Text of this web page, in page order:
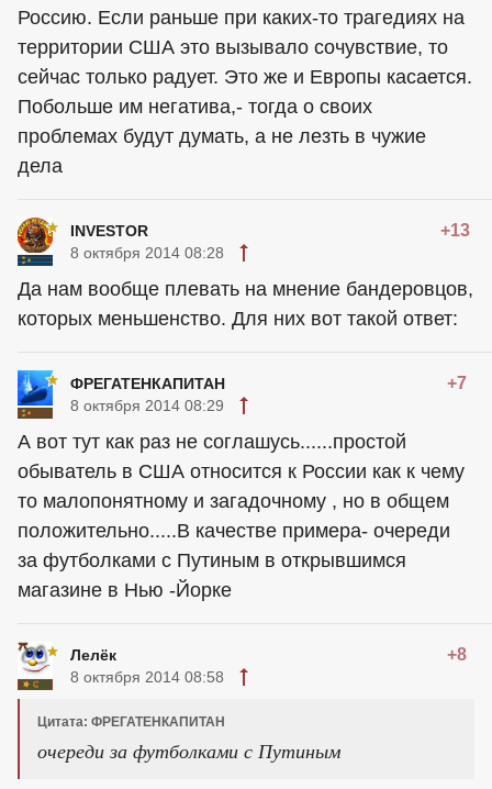
Россию. Если раньше при каких-то трагедиях на
территории США это вызывало сочувствие, то
сейчас только радует. Это же и Европы касается.
Побольше им негатива,- тогда о своих
проблемах будут думать, а не лезть в чужие
дела
INVESTOR +13
8 октября 2014 08:28
Да нам вообще плевать на мнение бандеровцов,
которых меньшенство. Для них вот такой ответ:
ФРЕГАТЕНКАПИТАН +7
8 октября 2014 08:29
А вот тут как раз не соглашусь......простой
обыватель в США относится к России как к чему
то малопонятному и загадочному , но в общем
положительно.....В качестве примера- очереди
за футболками с Путиным в открывшимся
магазине в Нью -Йорке
Лелёк +8
8 октября 2014 08:58
Цитата: ФРЕГАТЕНКАПИТАН
очереди за футболками с Путиным